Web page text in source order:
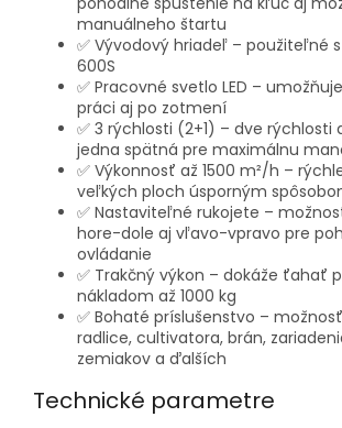
manuálneho štartu
✅ Vývodový hriadeľ – použiteľné s
600S
✅ Pracovné svetlo LED –
práci aj po zotmení
✅ 3 rýchlosti (2+1) – dve rýchlosti
jedna spätná pre maximálnu
✅ Výkonnosť až 1500 m²/h –
veľkých ploch úsporným
✅ Nastaviteľné rukojete –
hore-dole aj vľavo-vpravo pre
ovládanie
✅ Trakčný výkon – dokáže ťahať
nákladom až 1000 kg
✅ Bohaté príslušenstvo –
radlice, cultivatora, brán,
zemiakov a ďalších
Technické parametre